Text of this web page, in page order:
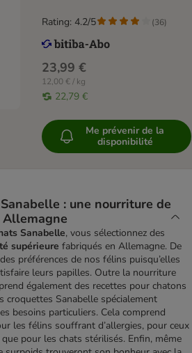
23,99 €
12,00 € / kg
22,79 €
Rating: 4.2/5 (36)
Me prévenir de la
disponibilité
: une nourriture de
Sanabelle, vous sélectionnez des
supérieure fabriqués en Allemagne. De
préférences de nos félins puisqu’elles
leurs papilles. Outre la nourriture
également des recettes pour chatons
croquettes Sanabelle spécialement
besoins particuliers. Cela comprend
les félins souffrant d’allergies, pour ceux
pour les chats stérilisés. Enfin, même